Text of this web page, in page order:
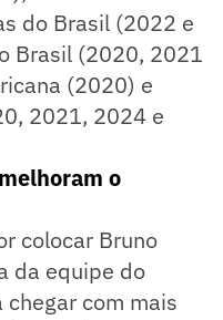
do Brasil (2022 e
Brasil (2020, 2021
(2020) e
2021, 2024 e
o
colocar Bruno
da equipe do
chegar com mais